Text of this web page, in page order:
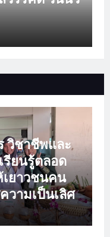
วิชาชีพและ
ยนรู้ตลอด
เยาวชนคน
วามเป็นเลิศ